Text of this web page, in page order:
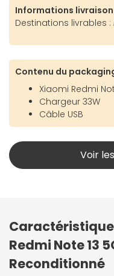
Informations livraison
Destinations livrables :
Contenu du
Xiaomi Redmi
Chargeur 33W
Câble USB
Voir
Redmi Note 13
Reconditionné